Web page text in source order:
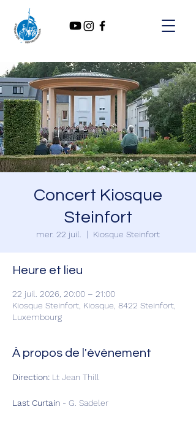
Concert Kiosque
Steinfort
mer. 22 juil.
  |
Kiosque Steinfort
Heure et lieu
22 juil. 2026, 20:00 – 21:00
Kiosque Steinfort, Kiosque, 8422 Steinfort,
Luxembourg
À propos de l'événement
Direction: Lt Jean Thill
Last Curtain - G. Sadeler